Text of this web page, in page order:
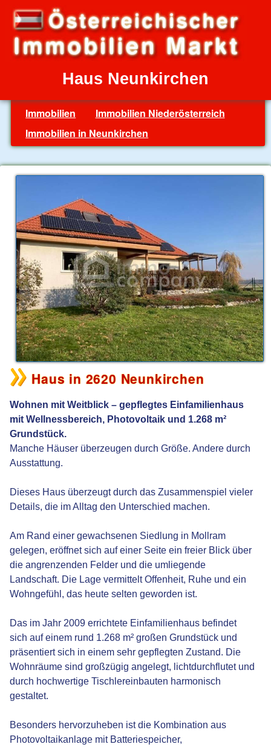
Haus Neunkirchen
Immobilien
Immobilien Niederösterreich
Immobilien in Neunkirchen
Haus in 2620 Neunkirchen
Wohnen mit Weitblick – gepflegtes Einfamilienhaus
mit Wellnessbereich, Photovoltaik und 1.268 m²
Grundstück.
Manche Häuser überzeugen durch Größe. Andere durch
Ausstattung.
Dieses Haus überzeugt durch das Zusammenspiel vieler
Details, die im Alltag den Unterschied machen.
Am Rand einer gewachsenen Siedlung in Mollram
gelegen, eröffnet sich auf einer Seite ein freier Blick über
die angrenzenden Felder und die umliegende
Landschaft. Die Lage vermittelt Offenheit, Ruhe und ein
Wohngefühl, das heute selten geworden ist.
Das im Jahr 2009 errichtete Einfamilienhaus befindet
sich auf einem rund 1.268 m² großen Grundstück und
präsentiert sich in einem sehr gepflegten Zustand. Die
Wohnräume sind großzügig angelegt, lichtdurchflutet und
durch hochwertige Tischlereinbauten harmonisch
gestaltet.
Besonders hervorzuheben ist die Kombination aus
Photovoltaikanlage mit Batteriespeicher,